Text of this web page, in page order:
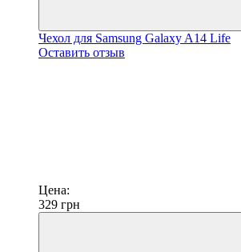
Чехол для Samsung Galaxy A14 Life
Оставить отзыв
Цена:
329 грн